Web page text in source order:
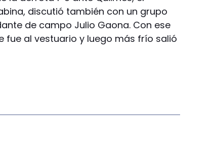
discutió también con un grupo
de campo Julio Gaona. Con ese
fue al vestuario y luego más frío salió